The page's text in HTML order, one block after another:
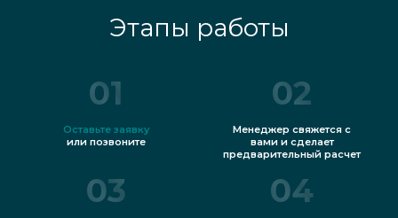
Этапы работы
01
Оставьте заявку
или позвоните
02
Менеджер свяжется с
вами и сделает
предварительный расчет
03 04